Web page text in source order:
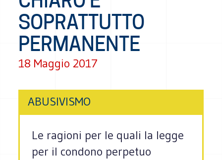
SOPRATTUTTO
PERMANENTE
18 Maggio 2017
ABUSIVISMO
Le ragioni per le quali la legge
per il condono perpetuo